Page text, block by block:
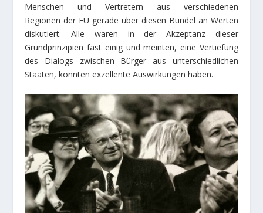
Menschen und Vertretern aus verschiedenen
Regionen der EU gerade über diesen Bündel an Werten
diskutiert. Alle waren in der Akzeptanz dieser
Grundprinzipien fast einig und meinten, eine Vertiefung
des Dialogs zwischen Bürger aus unterschiedlichen
Staaten, könnten exzellente Auswirkungen haben.